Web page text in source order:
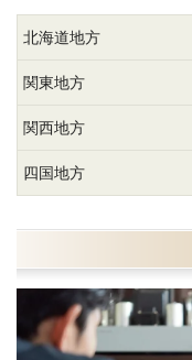
北海道地方
関東地方
関西地方
四国地方